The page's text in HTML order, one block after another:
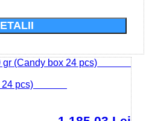
box 24 pcs)